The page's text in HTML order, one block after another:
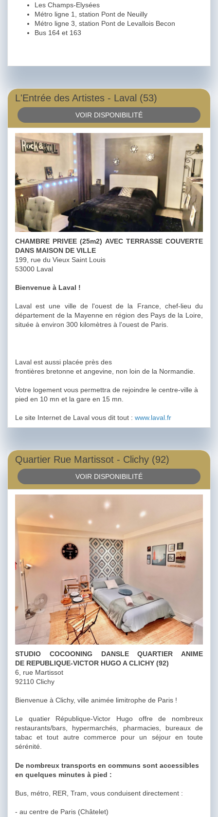
Les Champs-Elysées
Métro ligne 1, station Pont de Neuilly
Métro ligne 3, station Pont de Levallois Becon
Bus 164 et 163
L'Entrée des Artistes - Laval (53)
VOIR DISPONIBILITÉ
CHAMBRE PRIVEE (25m2) AVEC TERRASSE COUVERTE
DANS MAISON DE VILLE
199, rue du Vieux Saint Louis
53000 Laval
Bienvenue à Laval !
Laval est une ville de l'ouest de la France, chef-lieu du
département de la Mayenne en région des Pays de la Loire,
située à environ 300 kilomètres à l'ouest de Paris.
Laval est aussi placée près des
frontières bretonne et angevine, non loin de la Normandie.
Votre logement vous permettra de rejoindre le centre-ville à
pied en 10 mn et la gare en 15 mn.
Le site Internet de Laval vous dit tout : www.laval.fr
Quartier Rue Martissot - Clichy (92)
VOIR DISPONIBILITÉ
STUDIO COCOONING DANSLE QUARTIER ANIME
DE REPUBLIQUE-VICTOR HUGO A CLICHY (92)
6, rue Martissot
92110 Clichy
Bienvenue à Clichy, ville animée limitrophe de Paris !
Le quatier République-Victor Hugo offre de nombreux
restaurants/bars, hypermarchés, pharmacies, bureaux de
tabac et tout autre commerce pour un séjour en toute
sérénité.
De nombreux transports en communs sont accessibles
en quelques minutes à pied :
Bus, métro, RER, Tram, vous conduisent directement :
- au centre de Paris (Châtelet)